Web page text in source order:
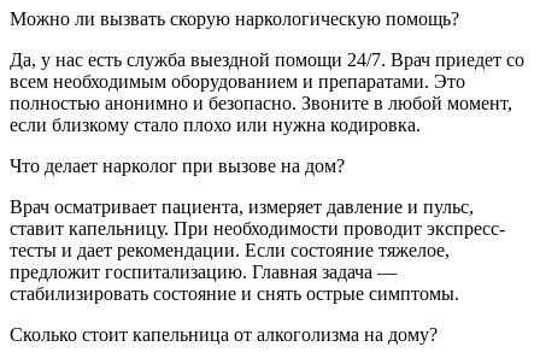
Можно ли вызвать скорую наркологическую помощь?
Да, у нас есть служба выездной помощи 24/7. Врач приедет со
всем необходимым оборудованием и препаратами. Это
полностью анонимно и безопасно. Звоните в любой момент,
если близкому стало плохо или нужна кодировка.
Что делает нарколог при вызове на дом?
Врач осматривает пациента, измеряет давление и пульс,
ставит капельницу. При необходимости проводит экспресс-
тесты и дает рекомендации. Если состояние тяжелое,
предложит госпитализацию. Главная задача —
стабилизировать состояние и снять острые симптомы.
Сколько стоит капельница от алкоголизма на дому?